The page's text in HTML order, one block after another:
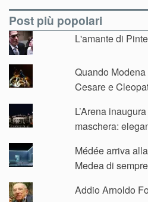
Post più popolari
L'amante di
Quando
Cesare e
L’Arena
maschera:
Médée arriva
Medea di sempre
Addio Arnoldo